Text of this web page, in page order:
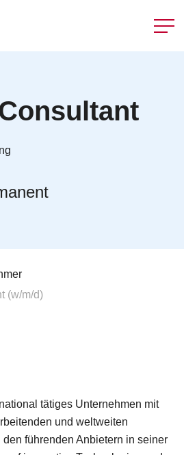
(w/m/d)
tätiges Unternehmen mit
und weltweiten
führenden Anbietern in seiner